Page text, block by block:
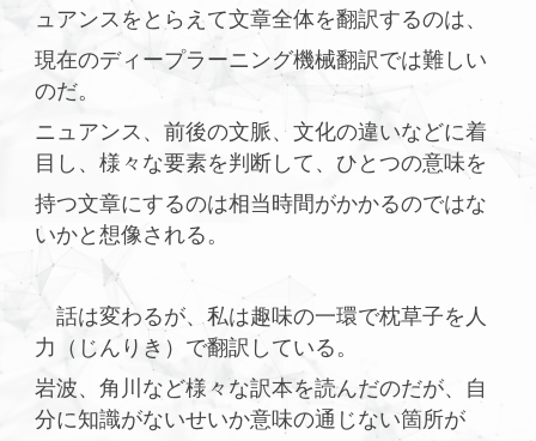
ュアンスをとらえて文章全体を翻訳するのは、
現在のディープラーニング機械翻訳では難しい
のだ。
ニュアンス、前後の文脈、文化の違いなどに着
目し、様々な要素を判断して、ひとつの意味を
持つ文章にするのは相当時間がかかるのではな
いかと想像される。
話は変わるが、私は趣味の一環で枕草子を人
力（じんりき）で翻訳している。
岩波、角川など様々な訳本を読んだのだが、自
分に知識がないせいか意味の通じない箇所が